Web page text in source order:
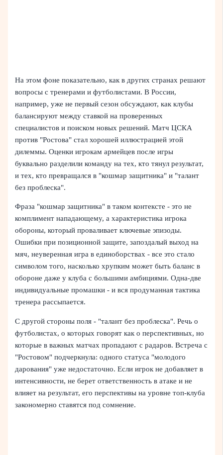
На этом фоне показательно, как в других странах решают
вопросы с тренерами и футболистами. В России,
например, уже не первый сезон обсуждают, как клубы
балансируют между ставкой на проверенных
специалистов и поиском новых решений. Матч ЦСКА
против "Ростова" стал хорошей иллюстрацией этой
дилеммы. Оценки игрокам армейцев после игры
буквально разделили команду на тех, кто тянул результат,
и тех, кто превращался в "кошмар защитника" и "талант
без проблеска".
Фраза "кошмар защитника" в таком контексте - это не
комплимент нападающему, а характеристика игрока
обороны, который проваливает ключевые эпизоды.
Ошибки при позиционной защите, запоздалый выход на
мяч, неуверенная игра в единоборствах - все это стало
символом того, насколько хрупким может быть баланс в
обороне даже у клуба с большими амбициями. Одна-две
индивидуальные промашки - и вся продуманная тактика
тренера рассыпается.
С другой стороны поля - "талант без проблеска". Речь о
футболистах, о которых говорят как о перспективных, но
которые в важных матчах пропадают с радаров. Встреча с
"Ростовом" подчеркнула: одного статуса "молодого
дарования" уже недостаточно. Если игрок не добавляет в
интенсивности, не берет ответственность в атаке и не
влияет на результат, его перспективы на уровне топ-клуба
закономерно ставятся под сомнение.